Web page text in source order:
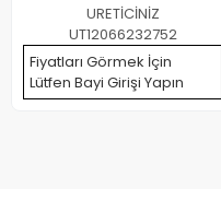
URETİCİNİZ
UT12066232752
Fiyatları Görmek İçin
Lütfen Bayi Girişi Yapın